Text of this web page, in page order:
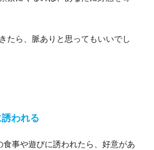
たら、脈ありと思ってもいいでし
われる
食事や遊びに誘われたら、好意があ